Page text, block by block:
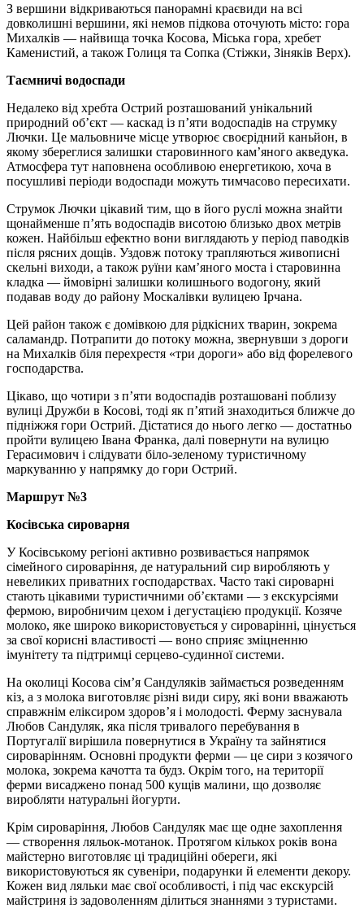
З вершини відкриваються панорамні краєвиди на всі
довколишні вершини, які немов підкова оточують місто: гора
Михалків — найвища точка Косова, Міська гора, хребет
Каменистий, а також Голиця та Сопка (Стіжки, Зіняків Верх).
Таємничі водоспади
Недалеко від хребта Острий розташований унікальний
природний об’єкт — каскад із п’яти водоспадів на струмку
Лючки. Це мальовниче місце утворює своєрідний каньйон, в
якому збереглися залишки старовинного кам’яного акведука.
Атмосфера тут наповнена особливою енергетикою, хоча в
посушливі періоди водоспади можуть тимчасово пересихати.
Струмок Лючки цікавий тим, що в його руслі можна знайти
щонайменше п’ять водоспадів висотою близько двох метрів
кожен. Найбільш ефектно вони виглядають у період паводків
після рясних дощів. Уздовж потоку трапляються живописні
скельні виходи, а також руїни кам’яного моста і старовинна
кладка — ймовірні залишки колишнього водогону, який
подавав воду до району Москалівки вулицею Ірчана.
Цей район також є домівкою для рідкісних тварин, зокрема
саламандр. Потрапити до потоку можна, звернувши з дороги
на Михалків біля перехрестя «три дороги» або від форелевого
господарства.
Цікаво, що чотири з п’яти водоспадів розташовані поблизу
вулиці Дружби в Косові, тоді як п’ятий знаходиться ближче до
підніжжя гори Острий. Дістатися до нього легко — достатньо
пройти вулицею Івана Франка, далі повернути на вулицю
Герасимович і слідувати біло-зеленому туристичному
маркуванню у напрямку до гори Острий.
Маршрут №3
Косівська сироварня
У Косівському регіоні активно розвивається напрямок
сімейного сироваріння, де натуральний сир виробляють у
невеликих приватних господарствах. Часто такі сироварні
стають цікавими туристичними об’єктами — з екскурсіями
фермою, виробничим цехом і дегустацією продукції. Козяче
молоко, яке широко використовується у сироварінні, цінується
за свої корисні властивості — воно сприяє зміцненню
імунітету та підтримці серцево-судинної системи.
На околиці Косова сім’я Сандуляків займається розведенням
кіз, а з молока виготовляє різні види сиру, які вони вважають
справжнім еліксиром здоров’я і молодості. Ферму заснувала
Любов Сандуляк, яка після тривалого перебування в
Португалії вирішила повернутися в Україну та зайнятися
сироварінням. Основні продукти ферми — це сири з козячого
молока, зокрема качотта та будз. Окрім того, на території
ферми висаджено понад 500 кущів малини, що дозволяє
виробляти натуральні йогурти.
Крім сироваріння, Любов Сандуляк має ще одне захоплення
— створення ляльок-мотанок. Протягом кількох років вона
майстерно виготовляє ці традиційні обереги, які
використовуються як сувеніри, подарунки й елементи декору.
Кожен вид ляльки має свої особливості, і під час екскурсій
майстриня із задоволенням ділиться знаннями з туристами.